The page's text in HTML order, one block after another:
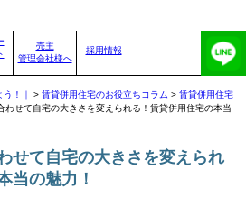
！｜ > 賃貸併用住宅のお役立ちコラム > 賃貸併用住宅
わせて自宅の大きさを変えられる！賃貸併用住宅の本当
せて自宅の大きさを変えられ
当の魅力！
売主
管理会社様へ
採用情報